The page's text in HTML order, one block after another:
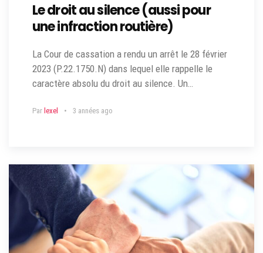
Le droit au silence (aussi pour
une infraction routière)
La Cour de cassation a rendu un arrêt le 28 février
2023 (P.22.1750.N) dans lequel elle rappelle le
caractère absolu du droit au silence. Un…
Par lexel 3 années ago